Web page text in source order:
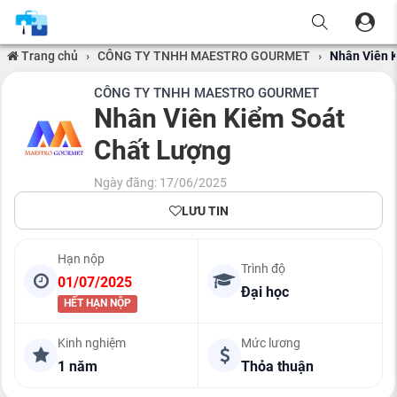
Trang chủ › CÔNG TY TNHH MAESTRO GOURMET › Nhân Viên
CÔNG TY TNHH MAESTRO GOURMET
Nhân Viên Kiểm Soát
Chất Lượng
Ngày đăng: 17/06/2025
LƯU TIN
Hạn nộp
01/07/2025
HẾT HẠN NỘP
Trình độ
Đại học
Kinh nghiệm
1 năm
Mức lương
Thỏa thuận